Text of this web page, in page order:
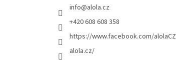
info@alola.cz
+420 608 608 358
https://www.facebook.com/alolaCZ
alola.cz/